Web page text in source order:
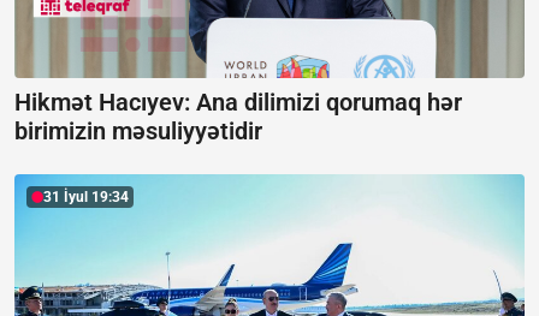
Hikmət Hacıyev: Ana dilimizi qorumaq hər
birimizin məsuliyyətidir
31 İyul 19:34